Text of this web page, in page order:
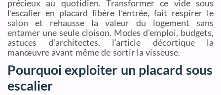
précieux au quotidien. Transformer ce vide sous
l’escalier en placard libère l’entrée, fait respirer le
salon et rehausse la valeur du logement sans
entamer une seule cloison. Modes d’emploi, budgets,
astuces d’architectes, l’article décortique la
manœuvre avant même de sortir la visseuse.
Pourquoi exploiter un placard sous
escalier